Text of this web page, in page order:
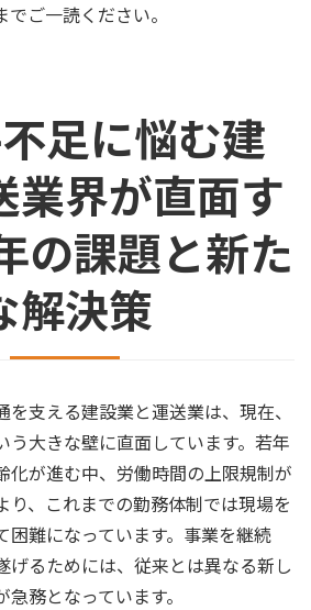
ご一読ください。
足に悩む建
業界が直面す
の課題と新た
解決策
支える建設業と運送業は、現在、
う大きな壁に直面しています。若年
化が進む中、労働時間の上限規制が
り、これまでの勤務体制では現場を
困難になっています。事業を継続
げるためには、従来とは異なる新し
務となっています。